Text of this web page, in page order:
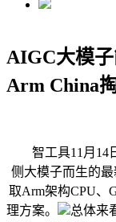
AIGC大模
Arm China
智工具11月14日
侧大模子而生的
取Arm架构CPU、
理方案。
总体来